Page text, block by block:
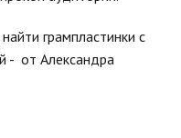
грампластинки с
- от Александра